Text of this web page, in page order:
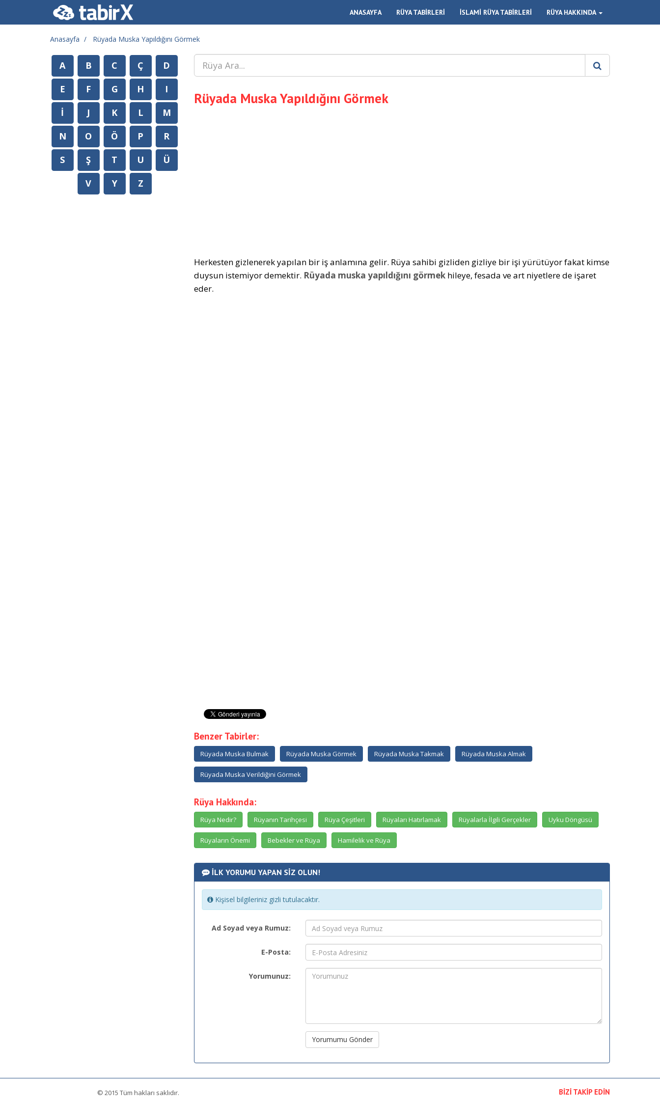
ANASAYFA RÜYA TABİRLERİ İSLAMİ RÜYA TABİRLERİ RÜYA HAKKINDA
Anasayfa Rüyada Muska Yapıldığını Görmek
Rüyada Muska Yapıldığını Görmek
Herkesten gizlenerek yapılan bir iş anlamına gelir. Rüya sahibi gizliden gizliye bir işi yürütüyor fakat kimse
duysun istemiyor demektir. Rüyada muska yapıldığını görmekhileye, fesada ve art niyetlere de işaret
eder.
Benzer Tabirler:
Rüyada Muska Bulmak Rüyada Muska Görmek Rüyada Muska Takmak Rüyada Muska Almak
Rüyada Muska Verildiğini Görmek
Rüya Hakkında:
Rüya Nedir? Rüyanın Tarihçesi Rüya Çeşitleri Rüyaları Hatırlamak Rüyalarla İlgili Gerçekler Uyku Döngüsü
Rüyaların Önemi Bebekler ve Rüya Hamilelik ve Rüya
İLK YORUMU YAPAN SİZ OLUN!
Kişisel bilgileriniz gizli tutulacaktır.
Ad Soyad veya Rumuz:
E-Posta:
Yorumunuz:
Yorumumu Gönder
A B C Ç
D
E
F G H
I
İ
J K L
M
N
O Ö P
R
S
Ş T U
Ü
V
Y Z
© 2015 Tüm hakları saklıdır. BİZİ TAKİP EDİN